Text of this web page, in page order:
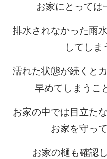
お家にとっては
排水されなかった雨
してしま
濡れた状態が続くと
早めてしまうこ
お家の中では目立た
お家を守っ
お家の樋も確認